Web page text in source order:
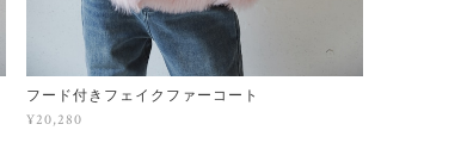
フード付きフェイクファーコート
¥20,280